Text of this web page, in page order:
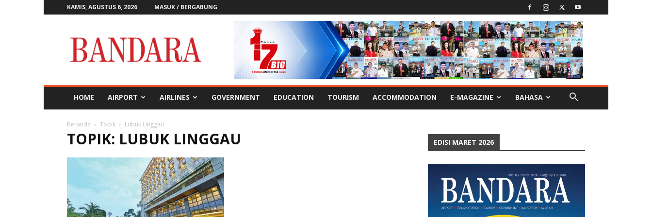
KAMIS, AGUSTUS 6, 2026 MASUK / BERGABUNG
Bandara
HOME AIRPORT AIRLINES GOVERNMENT EDUCATION TOURISM ACCOMMODATION E-MAGAZINE BAHASA
Beranda Topik Lubuk Linggau
TOPIK: LUBUK LINGGAU EDISI MARET 2026